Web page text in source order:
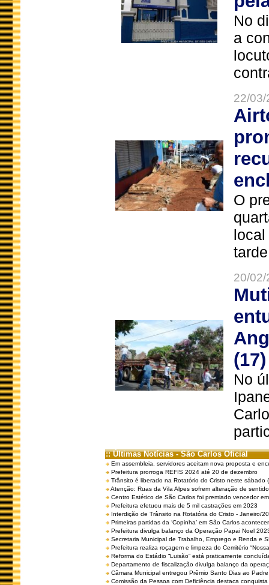
No
a
22/
O
20/
(17)
No
:: Últimas Notícias - São Carlos Oficial
Em assembleia, servidores aceitam nova proposta e
Prefeitura prorroga REFIS 2024 até 20 de dezembro
Trânsito é liberado na Rotatório do Cristo neste sábado
Atenção: Ruas da Vila Alpes sofrem alteração de
Centro Estético de São Carlos foi premiado vencedor
Prefeitura efetuou mais de 5 mil castrações em 2023
Interdição de Trânsito na Rotatória do Cristo - Janeiro/
Primeiras partidas da ‘Copinha’ em São Carlos
Prefeitura divulga balanço da Operação Papai Noel
Secretaria Municipal de Trabalho, Emprego e Renda e
Prefeitura realiza roçagem e limpeza do Cemitério
Reforma do Estádio “Luisão” está praticamente
Departamento de fiscalização divulga balanço da
Câmara Municipal entregou Prêmio Santo Dias ao
Comissão da Pessoa com Deficiência destaca